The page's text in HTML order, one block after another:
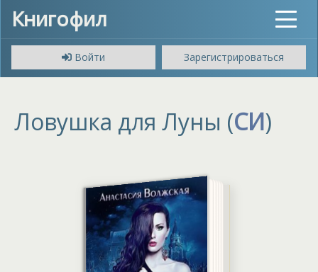
Книгофил
Toggle
Войти
Зарегистрироваться
Ловушка для Луны (СИ)